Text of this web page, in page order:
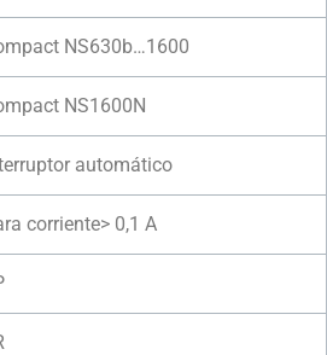
NS630b…1600
NS1600N
automático
corriente> 0,1 A